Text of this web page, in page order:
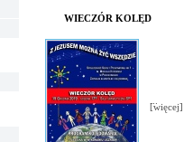
WIECZÓR KOLĘD
[więcej]